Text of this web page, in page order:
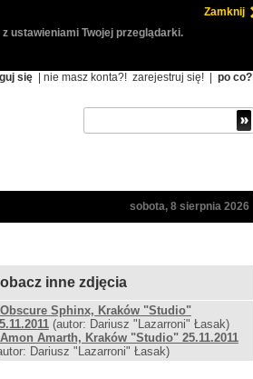
Zamknij
ustawieniami Twojej przeglądarki.
się | nie masz konta?! zarejestruj się! po co?
sobota, 8 sierpnia 2026
inne zdjęcia
Obscure Sphinx, Kraków "Studio"
(autor: Dariusz "Lazarroni" Łasak)
Amon Amarth, Kraków "Studio" 25.11.2011
Dariusz "Lazarroni" Łasak)